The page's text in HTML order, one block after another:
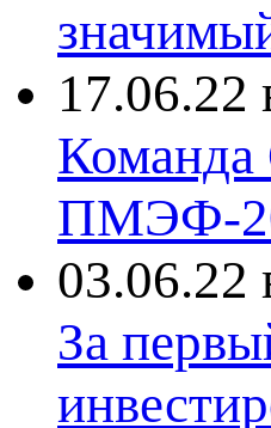
17.06.22
Команда
ПМЭФ-
03.06.22
За